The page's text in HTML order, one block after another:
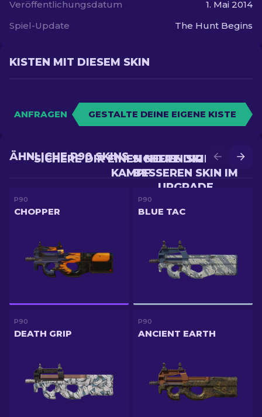
Veröffentlichungsdatum
1. Mai 2014
Spiel-Update
The Hunt Begins
KISTEN MIT DIESEM SKIN
ANFRAGEN GESTALTE DEINE EIGENE KISTE
SICHERE DIR EINEN
BESSEREN SKIN IM
UPGRADE
SICHERE DIR EINEN NEUEN SKIN IM
KAMPF
ÄHNLICHE P90 SKINS
P90
CHOPPER
P90
BLUE TAC
P90
DEATH GRIP
P90
ANCIENT EARTH